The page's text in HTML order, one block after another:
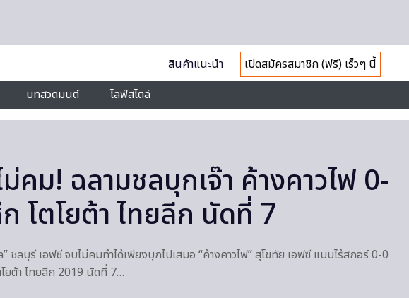
สินค้าแนะนำ
เปิดสมัครสมาชิก (ฟรี) เร็วๆ นี้
บทสวดมนต์ ไลฟ์สไตล์
คม! ฉลามชลบุกเจ๊า ค้างคาวไฟ 0-
โตโยต้า ไทยลีก นัดที่ 7
ชลบุรี เอฟซี จบไม่คมทำได้เพียงบุกไปเสมอ “ค้างคาวไฟ” สุโขทัย เอฟซี แบบไร้สกอร์ 0-0
ยต้า ไทยลีก 2019 นัดที่ 7…